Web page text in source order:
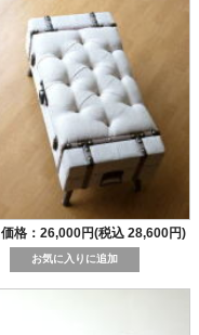
価格：26,000円(税込 28,600円)